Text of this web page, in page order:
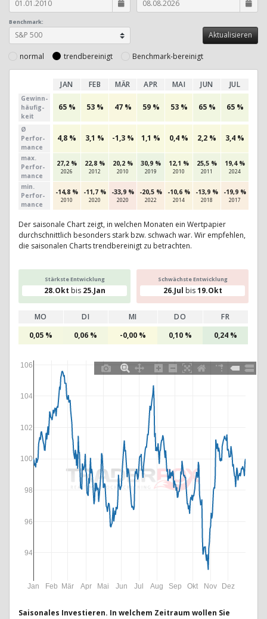
Benchmark:
normal trendbereinigt Benchmark-bereinigt
JAN FEB MÄR APR MAI JUN JUL
Gewinn­
häufig­
keit
65 % 53 % 47 % 59 % 53 % 65 % 65 %
Ø
Perfor­
mance
4,8 % 3,1 % -1,3 % 1,1 % 0,4 % 2,2 % 3,4 %
max.
Per­for­
mance
27,2 %
2026
22,8 %
2012
20,2 %
2010
30,9 %
2019
12,1 %
2010
25,5 %
2011
19,4 %
2024
min.
Per­for­
mance
-14,8 %
2010
-11,7 %
2020
-33,9 %
2020
-20,5 %
2022
-10,6 %
2014
-13,9 %
2018
-19,9 %
2017
Der saisonale Chart zeigt, in welchen Monaten ein Wertpapier
durchschnittlich besonders stark bzw. schwach war. Wir empfehlen,
die saisonalen Charts trendbereinigt zu betrachten.
Jan Feb Mär Apr Mai Jun Jul Aug Sep Okt Nov Dez
94
96
98
100
102
104
106
Stärkste Entwicklung
28.Okt bis 25.Jan
Schwächste Entwicklung
26.Jul bis19.Okt
MO DI MI DO
FR
0,05 %
0,06 % -0,00 % 0,10 % 0,24 %
Saisonales Investieren. In welchem Zeitraum wollen Sie